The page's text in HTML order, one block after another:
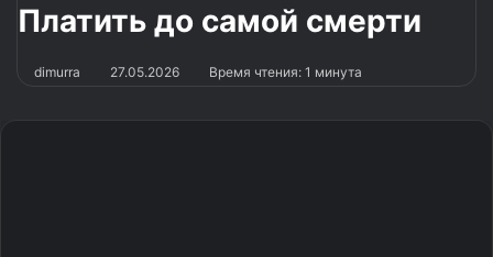
Платить до самой смерти
dimurra 27.05.2026 Время чтения: 1 минута